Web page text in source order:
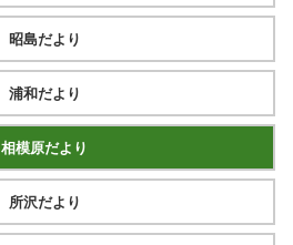
昭島だより
浦和だより
相模原だより
所沢だより